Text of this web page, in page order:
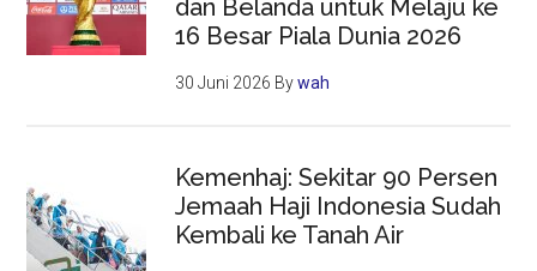
dan Belanda untuk Melaju ke
16 Besar Piala Dunia 2026
30 Juni 2026 Bywah
Kemenhaj: Sekitar 90 Persen
Jemaah Haji Indonesia Sudah
Kembali ke Tanah Air